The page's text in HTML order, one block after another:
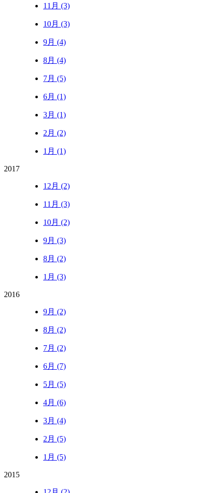
11月 (3)
10月 (3)
9月 (4)
8月 (4)
7月 (5)
6月 (1)
3月 (1)
2月 (2)
1月 (1)
2017
12月 (2)
11月 (3)
10月 (2)
9月 (3)
8月 (2)
1月 (3)
2016
9月 (2)
8月 (2)
7月 (2)
6月 (7)
5月 (5)
4月 (6)
3月 (4)
2月 (5)
1月 (5)
2015